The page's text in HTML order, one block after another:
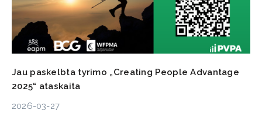
Jau paskelbta tyrimo „Creating People Advantage
2025“ ataskaita
2026-03-27